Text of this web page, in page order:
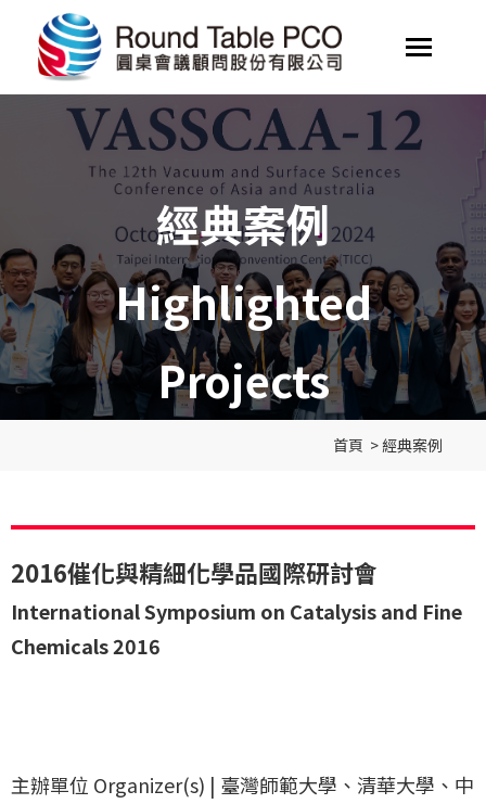
經典案例
Highlighted
Projects
首頁 >經典案例
2016催化與精細化學品國際研討會
International Symposium on Catalysis and Fine
Chemicals 2016
主辦單位 Organizer(s) | 臺灣師範大學、清華大學、中